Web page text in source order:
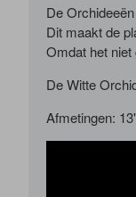
De
Dit maakt de
Omdat het
De Witte
Afmetingen: